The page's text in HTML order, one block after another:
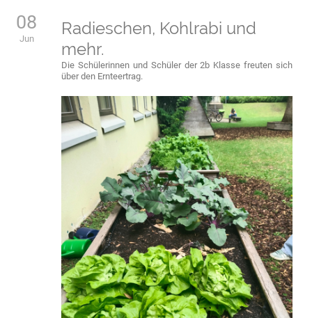
08
Jun
Radieschen, Kohlrabi und
mehr.
Die Schülerinnen und Schüler der 2b Klasse freuten sich
über den Ernteertrag.